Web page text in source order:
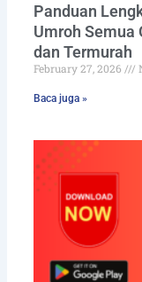
Panduan
Umroh Semua
dan Termurah
February 27, 2026
Baca juga »